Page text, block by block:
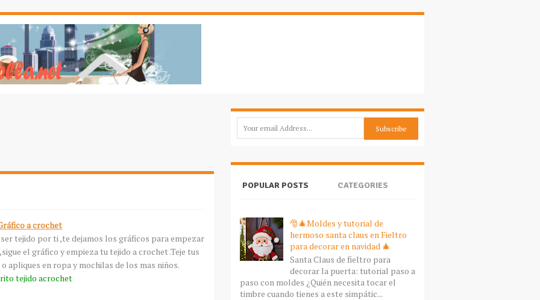
acrochet
tejido por ti ,te dejamos los gráficos para empezar
el gráfico y empieza tu tejido acrochet .Teje tus
apliques en ropa y mochilas de los mas niños.
tejidoacrochet
POPULAR POSTS CATEGORIES
🎅🎄Moldes y tutorial de
hermoso santa claus en Fieltro
para decorar en navidad 🎄
Santa Claus de fieltro para
decorar la puerta: tutorial paso a
paso con moldes ¿Quién necesita tocar el
timbre cuando tienes a este simpátic...